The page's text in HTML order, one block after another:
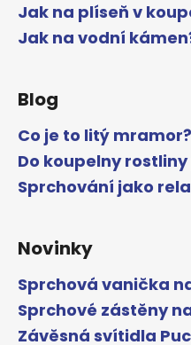
Jak na plíseň v
Jak na vodní
Blog
Co je to litý mramor?
Do koupelny
Sprchování jako
Novinky
Sprchová vanička
Sprchové zástěny
Závěsná svítidla